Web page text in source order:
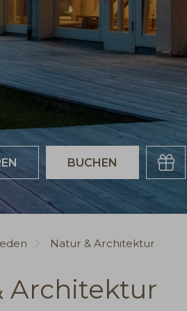
Natur & Architektur
Architektur